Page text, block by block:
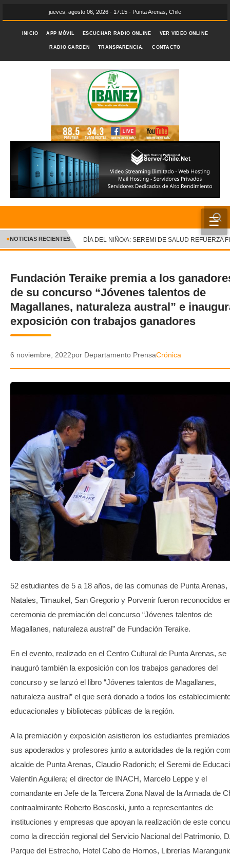
jueves, agosto 06, 2026 - 17:15 - Punta Arenas, Chile
INICIO APP MÓVIL ESCUCHAR RADIO ONLINE VER VIDEO ONLINE
RADIO GARDEN TRANSPARENCIA. CONTACTO
☰
INICIO
CRÓNICA
DEPORTES
ENTRETENIMIENTO Y CULTURA
POLICIAL
GALERIA DE FOTOS
APP MÓVIL
TRANSPARENCIA
✕
●NOTICIAS RECIENTES DÍA DEL NIÑO/A: SEREMI DE SALUD REFUERZA
Fundación Teraike premia a los
de su concurso “Jóvenes talentos de
Magallanes, naturaleza austral” e
exposición con trabajos ganadores
6 noviembre, 2022por Departamento PrensaCrónica
52 estudiantes de 5 a 18 años, de las comunas de Punta Arenas,
Natales, Timaukel, San Gregorio y Porvenir fueron reconocidos
ceremonia de premiación del concurso “Jóvenes talentos de
Magallanes, naturaleza austral” de Fundación Teraike.
En el evento, realizado en el Centro Cultural de Punta Arenas, se
inauguró también la exposición con los trabajos ganadores del
concurso y se lanzó el libro “Jóvenes talentos de Magallanes,
naturaleza austral” el que será donado a todos los
educacionales y bibliotecas públicas de la región.
A la premiación y exposición asistieron los estudiantes
sus apoderados y profesores junto a autoridades de la región
alcalde de Punta Arenas, Claudio Radonich; el Seremi de
Valentín Aguilera; el director de INACH, Marcelo Leppe y el
comandante en Jefe de la Tercera Zona Naval de la Armada de
contraalmirante Roberto Boscoski, junto a representantes de
instituciones y empresas que apoyan la realización de este
como la dirección regional del Servicio Nacional del Patrimonio,
Parque del Estrecho, Hotel Cabo de Hornos, Librerías